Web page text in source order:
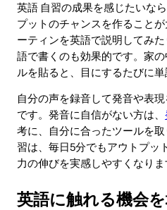
英語 自習の成果を感じたいな
プットのチャンスを作ること
ーティンを英語で説明してみ
語で書くのも効果的です。家
ルを貼ると、目にするたびに
自分の声を録音して発音や表
です。発音に自信がない方は、
考に、自分に合ったツールを
習は、毎日5分でもアウトプッ
力の伸びを実感しやすくなりま
英語に触れる機会